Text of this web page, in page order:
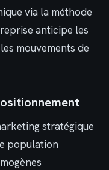
via la méthode
anticipe les
mouvements de
stratégique
population